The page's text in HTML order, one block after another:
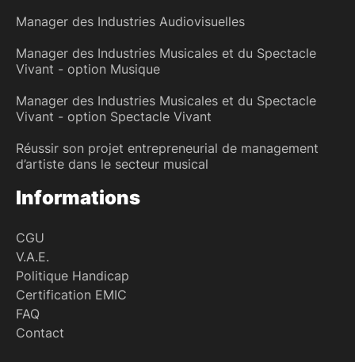
Manager des Industries Audiovisuelles
Manager des Industries Musicales et du Spectacle
Vivant - option Musique
Manager des Industries Musicales et du Spectacle
Vivant - option Spectacle Vivant
Réussir son projet entrepreneurial de management
d’artiste dans le secteur musical
Informations
CGU
V.A.E.
Politique Handicap
Certification EMIC
FAQ
Contact